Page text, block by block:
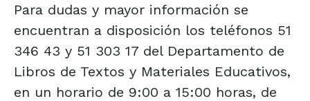
Para dudas y mayor información se
encuentran a disposición los teléfonos 51
346 43 y 51 303 17 del Departamento de
Libros de Textos y Materiales Educativos,
en un horario de 9:00 a 15:00 horas, de